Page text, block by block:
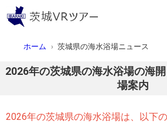
ホーム 茨城県の海水浴場ニュース
2026年の茨城県の海水浴場の海
場案内
2026年の茨城県の海水浴場は、以下